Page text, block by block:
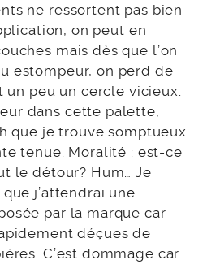
ne ressortent pas bien
on peut en
mais dès que l’on
estompeur, on perd de
un peu un cercle vicieux.
dans cette palette,
que je trouve somptueux
tenue. Moralité : est-ce
le détour? Hum… Je
j’attendrai une
par la marque car
déçues de
C’est dommage car